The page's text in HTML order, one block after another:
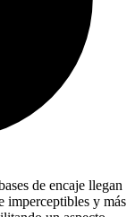
de encaje llegan
imperceptibles y más